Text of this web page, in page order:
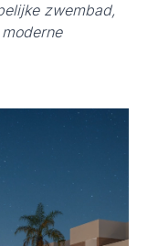
zwembad,